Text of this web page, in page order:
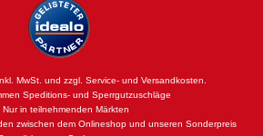
MwSt. und zzgl. Service- und Versandkosten.
Speditions- und Sperrgutzuschläge
Nur in teilnehmenden Märkten
zwischen dem Onlineshop und unseren Sonderpreis